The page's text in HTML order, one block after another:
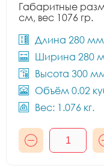
Габаритные
см, вес 1076 гр.
Длина 280
Ширина 280
Высота 300
Объём 0.02
Вес: 1.076 кг.